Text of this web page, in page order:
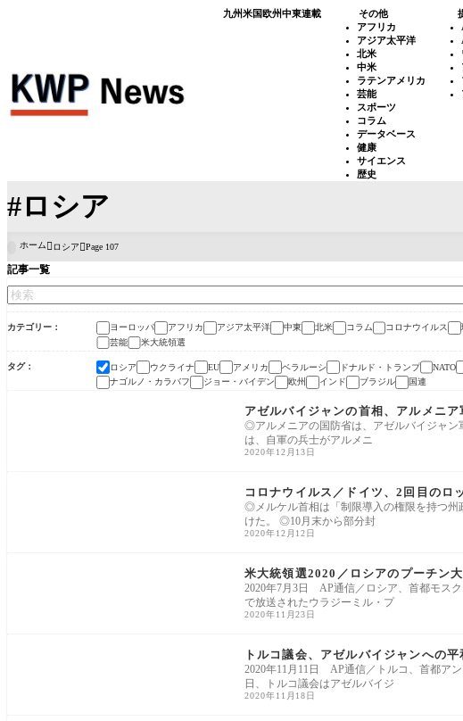
#ロシア
九州米国欧州中東連載
その他
アフリカ
アジア太平洋
北米
中米
ラテンアメリカ
芸能
スポーツ
コラム
データベース
健康
サイエンス
歴史
ホーム ロシア Page 107
記事一覧
カテゴリー ヨーロッパ アフリカ アジア太平洋 中東 北米 コラム コロナウイルス
芸能
米大統領選
タグ ロシア ウクライナ EU アメリカ ベラルーシ ドナルド・トランプ NATO
ナゴルノ・カラバフ
ジョー・バイデン 欧州 インド ブラジル 国連
ヨーロッパ
アゼルバイジャンの首相、アルメニ
◎アルメニアの国防省は、アゼルバイジャ
は、自軍の兵士がアルメニ
2020年12月13日
コロナウイルス／ドイツ、2回目のロ
◎メルケル首相は「制限導入の権限を持つ州
けた。 ◎10月末から部分封
2020年12月12日
米大統領選2020／ロシアのプーチン
2020年7月3日 AP通信／ロシア、首都モス
で放送されたウラジーミル・プ
2020年11月23日
トルコ議会、アゼルバイジャンへの
2020年11月11日 AP通信／トルコ、首都ア
日、トルコ議会はアゼルバイジ
2020年11月18日